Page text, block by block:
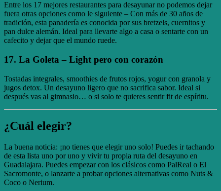
Entre los 17 mejores restaurantes para desayunar no podemos dejar
fuera otras opciones como le siguiente – Con más de 30 años de
tradición, esta panadería es conocida por sus bretzels, cuernitos y
pan dulce alemán. Ideal para llevarte algo a casa o sentarte con un
cafecito y dejar que el mundo ruede.
17. La Goleta – Light pero con corazón
Tostadas integrales, smoothies de frutos rojos, yogur con granola y
jugos detox. Un desayuno ligero que no sacrifica sabor. Ideal si
después vas al gimnasio… o si solo te quieres sentir fit de espíritu.
¿Cuál elegir?
La buena noticia: ¡no tienes que elegir uno solo! Puedes ir tachando
de esta lista uno por uno y vivir tu propia ruta del desayuno en
Guadalajara. Puedes empezar con los clásicos como PalReal o El
Sacromonte, o lanzarte a probar opciones alternativas como Nuts &
Coco o Nerium.